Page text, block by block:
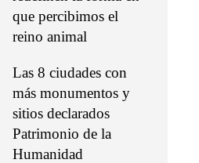
que percibimos el
reino animal
Las 8 ciudades con
más monumentos y
sitios declarados
Patrimonio de la
Humanidad